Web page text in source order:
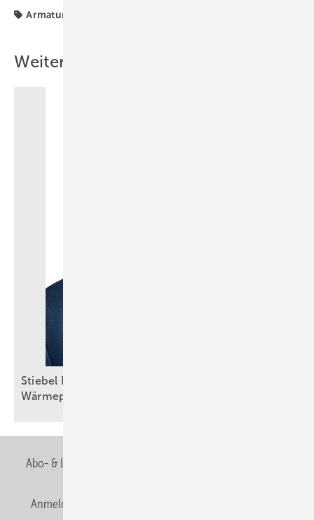
Armaturen
Weitere Inhalte
Stiebel Eltron: Selbstbewusster Auftritt trotz
Wärmepumpenkrise
Abo- & Leserservice
Anmelden